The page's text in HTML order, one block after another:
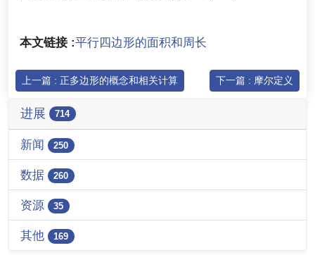
本文链接 :平行四边形的面积和周长
上一篇 : 正多边形的概念和相关计算 下一篇 : 摩尔定义
进展 714
新闻 250
数据 260
资源 35
其他 169